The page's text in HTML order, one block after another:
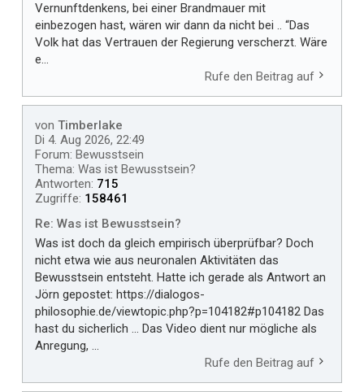
Vernunftdenkens, bei einer Brandmauer mit
einbezogen hast, wären wir dann da nicht bei .. “Das
Volk hat das Vertrauen der Regierung verscherzt. Wäre
e...
Rufe den Beitrag auf
von Timberlake
Di 4. Aug 2026, 22:49
Forum: Bewusstsein
Thema: Was ist Bewusstsein?
Antworten: 715
Zugriffe: 158461
Re: Was ist Bewusstsein?
Was ist doch da gleich empirisch überprüfbar? Doch
nicht etwa wie aus neuronalen Aktivitäten das
Bewusstsein entsteht. Hatte ich gerade als Antwort an
Jörn gepostet: https://dialogos-
philosophie.de/viewtopic.php?p=104182#p104182 Das
hast du sicherlich ... Das Video dient nur mögliche als
Anregung, ...
Rufe den Beitrag auf